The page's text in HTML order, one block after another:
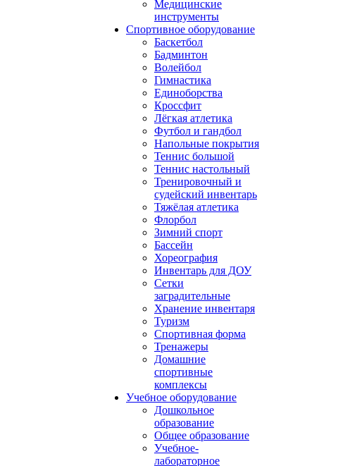
Медицинские
инструменты
Спортивное оборудование
Баскетбол
Бадминтон
Волейбол
Гимнастика
Единоборства
Кроссфит
Лёгкая атлетика
Футбол и гандбол
Напольные покрытия
Теннис большой
Теннис настольный
Тренировочный и
судейский инвентарь
Тяжёлая атлетика
Флорбол
Зимний спорт
Бассейн
Хореография
Инвентарь для ДОУ
Сетки
заградительные
Хранение инвентаря
Туризм
Спортивная форма
Тренажеры
Домашние
спортивные
комплексы
Учебное оборудование
Дошкольное
образование
Общее образование
Учебное-
лабораторное